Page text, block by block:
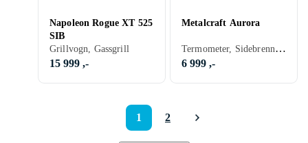
Napoleon Rogue XT 525
SIB
Grillvogn, Gassgrill
15 999 ,-
Metalcraft Aurora
Termometer, Sidebrennere, Varmerist, Hyller, Skap og skuffer, Stativ/vogn (Inkludert/ innebygget), Kombinert gass- og kullgrill, Grillvogn, Gassgrill
6 999 ,-
1 2